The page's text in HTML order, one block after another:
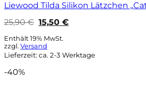
Liewood Tilda Silikon Lätzchen
25,90€ Ursprünglicher
war:
25,90 €
15,50 €Aktueller
Enthält 19% MwSt.
zzgl. Versand
Lieferzeit: ca. 2-3 Werktage
-40%